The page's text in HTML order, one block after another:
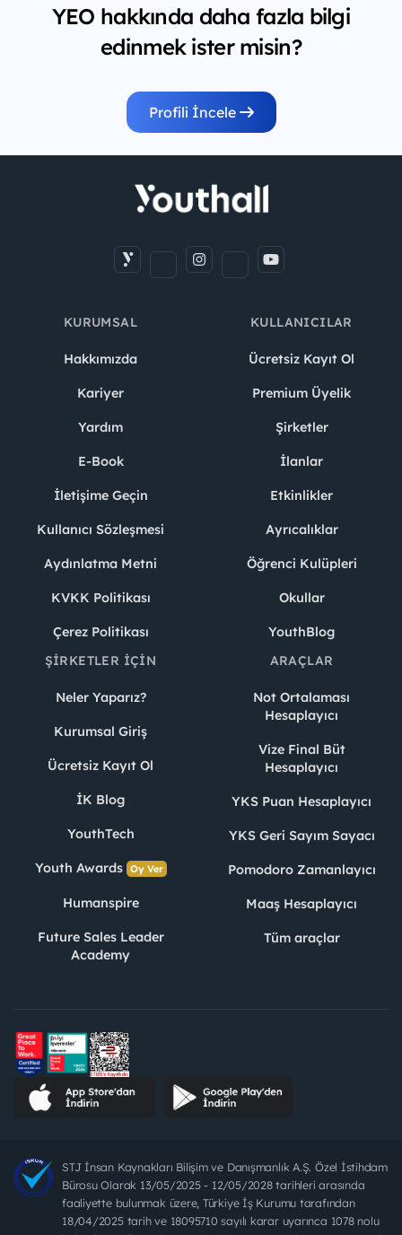
YEO hakkında daha fazla bilgi
edinmek ister misin?
Profili İncele
KURUMSAL
Hakkımızda
Kariyer
Yardım
E-Book
İletişime Geçin
Kullanıcı Sözleşmesi
Aydınlatma Metni
KVKK Politikası
Çerez Politikası
KULLANICILAR
Ücretsiz Kayıt Ol
Premium Üyelik
Şirketler
İlanlar
Etkinlikler
Ayrıcalıklar
Öğrenci Kulüpleri
Okullar
YouthBlog
ŞIRKETLER İÇIN
Neler Yaparız?
Kurumsal Giriş
Ücretsiz Kayıt Ol
İK Blog
YouthTech
Youth Awards Oy Ver
Humanspire
Future Sales Leader
Academy
ARAÇLAR
Not Ortalaması
Hesaplayıcı
Vize Final Büt
Hesaplayıcı
YKS Puan Hesaplayıcı
YKS Geri Sayım Sayacı
Pomodoro Zamanlayıcı
Maaş Hesaplayıcı
Tüm araçlar
STJ İnsan Kaynakları Bilişim ve Danışmanlık A.Ş. Özel İstihdam
Bürosu Olarak 13/05/2025 - 12/05/2028 tarihleri arasında
faaliyette bulunmak üzere, Türkiye İş Kurumu tarafından
18/04/2025 tarih ve 18095710 sayılı karar uyarınca 1078 nolu